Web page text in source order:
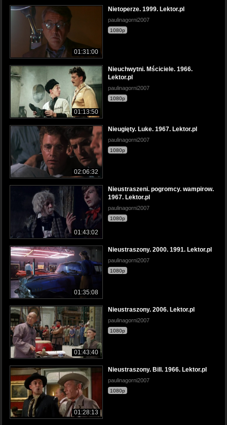
01:31:00
Nietoperze. 1999. Lektor.pl
paulinagorni2007
1080p
01:13:50
Nieuchwytni. Mściciele. 1966.
Lektor.pl
paulinagorni2007
1080p
02:06:32
Nieugięty. Luke. 1967. Lektor.pl
paulinagorni2007
1080p
01:43:02
Nieustraszeni. pogromcy. wampirow.
1967. Lektor.pl
paulinagorni2007
1080p
01:35:08
Nieustraszony. 2000. 1991. Lektor.pl
paulinagorni2007
1080p
01:43:40
Nieustraszony. 2006. Lektor.pl
paulinagorni2007
1080p
01:28:13
Nieustraszony. Bill. 1966. Lektor.pl
paulinagorni2007
1080p